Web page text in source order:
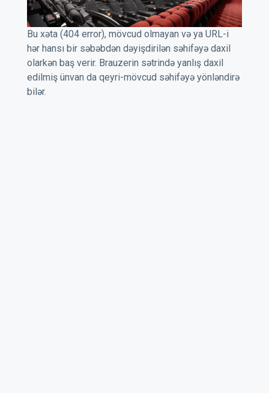
Bu xəta (404 error), mövcud olmayan və ya URL-i
hər hansı bir səbəbdən dəyişdirilən səhifəyə daxil
olarkən baş verir. Brauzerin sətrində yanlış daxil
edilmiş ünvan da qeyri-mövcud səhifəyə yönləndirə
bilər.